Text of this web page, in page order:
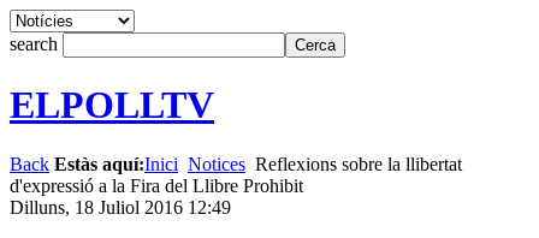
search
ELPOLLTV
Back Estàs aquí:Inici Notices Reflexions sobre la llibertat
d'expressió a la Fira del Llibre Prohibit
Dilluns, 18 Juliol 2016 12:49